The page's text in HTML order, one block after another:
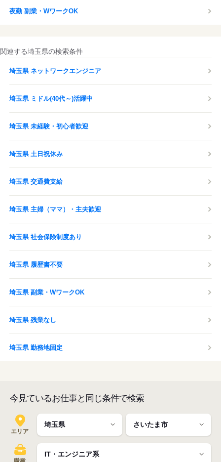
夜勤 副業・WワークOK
関連する埼玉県の検索条件
埼玉県 ネットワークエンジニア
埼玉県 ミドル(40代～)活躍中
埼玉県 未経験・初心者歓迎
埼玉県 土日祝休み
埼玉県 交通費支給
埼玉県 主婦（ママ）・主夫歓迎
埼玉県 社会保険制度あり
埼玉県 履歴書不要
埼玉県 副業・WワークOK
埼玉県 残業なし
埼玉県 勤務地固定
今見ているお仕事と同じ条件で検索
エリア